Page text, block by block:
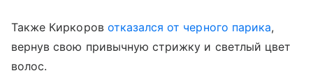
Также Киркоров отказался от черного парика,
вернув свою привычную стрижку и светлый цвет
волос.